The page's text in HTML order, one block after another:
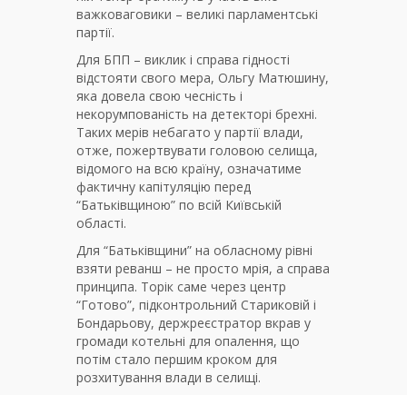
важковаговики – великі парламентські
партії.
Для БПП – виклик і справа гідності
відстояти свого мера, Ольгу Матюшину,
яка довела свою чесність і
некорумпованість на детекторі брехні.
Таких мерів небагато у партії влади,
отже, пожертвувати головою селища,
відомого на всю країну, означатиме
фактичну капітуляцію перед
“Батьківщиною” по всій Київській
області.
Для “Батьківщини” на обласному рівні
взяти реванш – не просто мрія, а справа
принципа. Торік саме через центр
“Готово”, підконтрольний Стариковій і
Бондарьову, держреєстратор вкрав у
громади котельні для опалення, що
потім стало першим кроком для
розхитування влади в селищі.